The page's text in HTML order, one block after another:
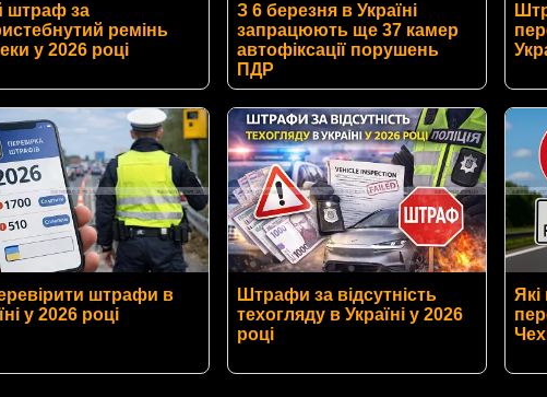
штраф за
ремінь
у 2026 році
З 6 березня в Україні
запрацюють ще 37 камер
автофіксації порушень
ПДР
штрафи в
у 2026 році
Штрафи за відсутність
техогляду в Україні у 2026
році